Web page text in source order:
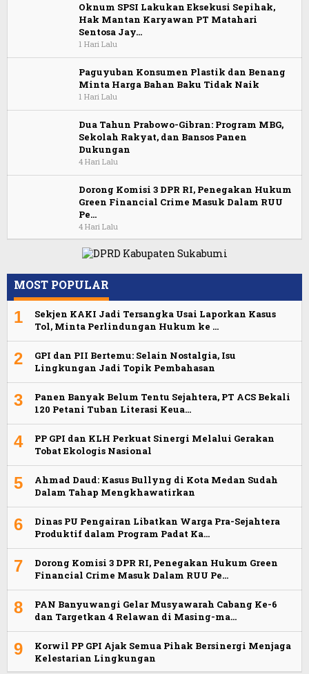
Oknum SPSI Lakukan Eksekusi Sepihak,
Hak Mantan Karyawan PT Matahari
Sentosa Jay…
1 Hari Lalu
Paguyuban Konsumen Plastik dan Benang
Minta Harga Bahan Baku Tidak Naik
1 Hari Lalu
Dua Tahun Prabowo-Gibran: Program MBG,
Sekolah Rakyat, dan Bansos Panen
Dukungan
4 Hari Lalu
Dorong Komisi 3 DPR RI, Penegakan Hukum
Green Financial Crime Masuk Dalam RUU
Pe…
4 Hari Lalu
MOST POPULAR
1
Sekjen KAKI Jadi Tersangka Usai Laporkan Kasus
Tol, Minta Perlindungan Hukum ke …
2
GPI dan PII Bertemu: Selain Nostalgia, Isu
Lingkungan Jadi Topik Pembahasan
3
Panen Banyak Belum Tentu Sejahtera, PT ACS Bekali
120 Petani Tuban Literasi Keua…
4
PP GPI dan KLH Perkuat Sinergi Melalui Gerakan
Tobat Ekologis Nasional
5
Ahmad Daud: Kasus Bullyng di Kota Medan Sudah
Dalam Tahap Mengkhawatirkan
6
Dinas PU Pengairan Libatkan Warga Pra-Sejahtera
Produktif dalam Program Padat Ka…
7
Dorong Komisi 3 DPR RI, Penegakan Hukum Green
Financial Crime Masuk Dalam RUU Pe…
8
PAN Banyuwangi Gelar Musyawarah Cabang Ke-6
dan Targetkan 4 Relawan di Masing-ma…
9
Korwil PP GPI Ajak Semua Pihak Bersinergi Menjaga
Kelestarian Lingkungan